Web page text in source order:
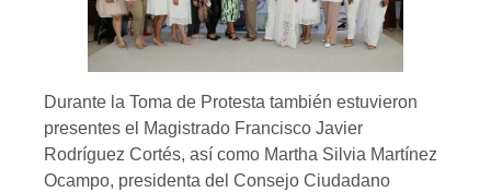
Durante la Toma de Protesta también estuvieron
presentes el Magistrado Francisco Javier
Rodríguez Cortés, así como Martha Silvia Martínez
Ocampo, presidenta del Consejo Ciudadano